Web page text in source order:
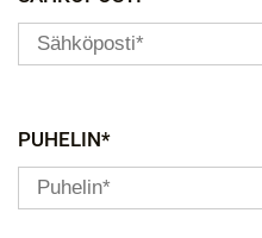
PUHELIN*